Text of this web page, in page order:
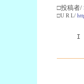
□投稿者/
□U R L/
I